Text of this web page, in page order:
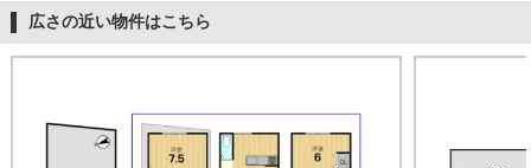
広さの近い物件はこちら